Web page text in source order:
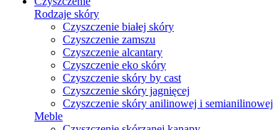
Rodzaje skóry
Czyszczenie białej skóry
Czyszczenie zamszu
Czyszczenie alcantary
Czyszczenie eko skóry
Czyszczenie skóry by cast
Czyszczenie skóry jagnięcej
Czyszczenie skóry anilinowej i semianilinowej
Meble